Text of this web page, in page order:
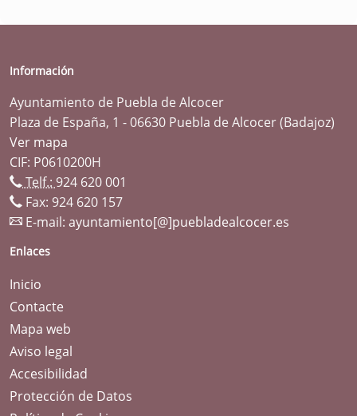
Información
Ayuntamiento de Puebla de Alcocer
Plaza de España, 1 - 06630 Puebla de Alcocer (Badajoz)
Ver mapa
CIF: P0610200H
Telf.: 924 620 001
Fax: 924 620 157
E-mail: ayuntamiento[@]puebladealcocer.es
Enlaces
Inicio
Contacte
Mapa web
Aviso legal
Accesibilidad
Protección de Datos